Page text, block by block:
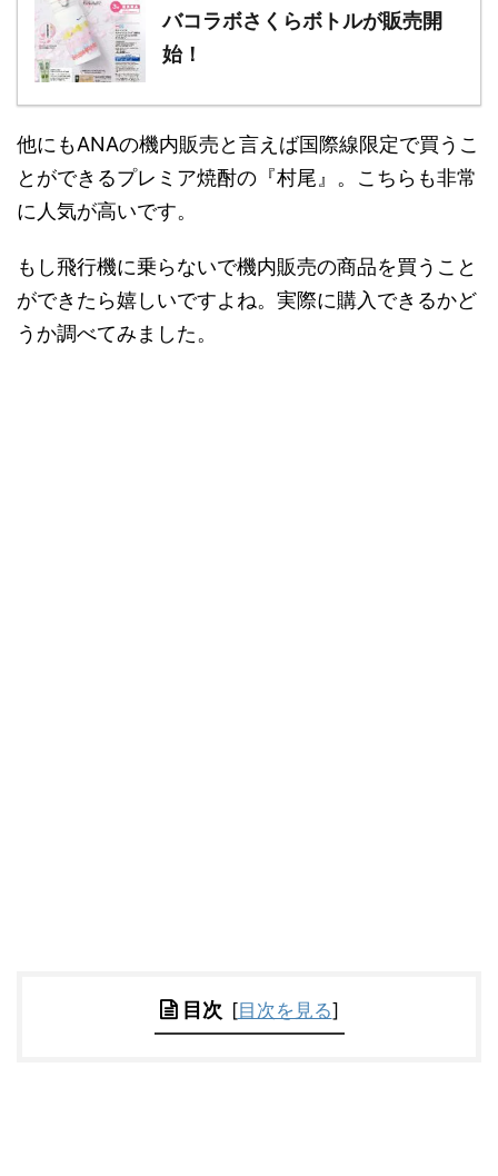
バコラボさくらボトルが販売開
始！
他にもANAの機内販売と言えば国際線限定で買うこ
とができるプレミア焼酎の『村尾』。こちらも非常
に人気が高いです。
もし飛行機に乗らないで機内販売の商品を買うこと
ができたら嬉しいですよね。実際に購入できるかど
うか調べてみました。
目次 [目次を見る]